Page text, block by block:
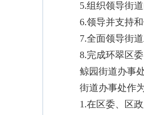
5.组织领导街
6.领导并支持
7.全面领导街
8.完成环翠区
鲸园街道办事
街道办事处作
1.在区委、区